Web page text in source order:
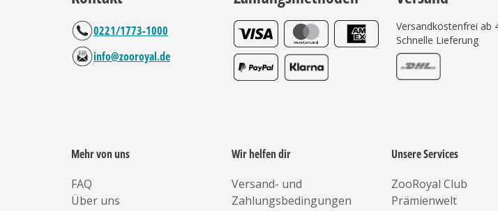
0221/1773-1000
info@zooroyal.de
Versandkostenfrei ab
Schnelle Lieferung
Mehr von uns
FAQ
Über uns
Wir helfen dir
Versand- und
Zahlungsbedingungen
Unsere Services
ZooRoyal Club
Prämienwelt